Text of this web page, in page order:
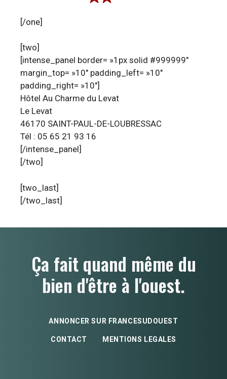
[/one]
[two]
[intense_panel border= »1px solid #999999″
margin_top= »10″ padding_left= »10″
padding_right= »10″]
Hôtel Au Charme du Levat
Le Levat
46170 SAINT-PAUL-DE-LOUBRESSAC
Tél : 05 65 21 93 16
[/intense_panel]
[/two]
[two_last]
[/two_last]
Ça fait quand même du
bien d'être à l'ouest.
ANNONCER SUR FRANCESUDOUEST
CONTACT MENTIONS LEGALES